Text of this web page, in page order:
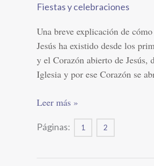
Fiestas y celebraciones
Una breve explicación de
Jesús ha existido desde los
y el Corazón abierto de Jesús,
Iglesia y por ese Corazón se
al
Sagrado
Corazón
de
Jesús
Leer más »
Páginas: 1 2